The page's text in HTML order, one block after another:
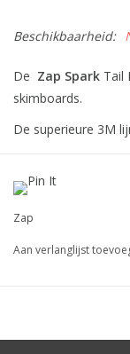
Beschikbaarheid:
De Zap Spark Tail
skimboards.
De superieure 3M
Zap Spark
optimale grip.
Diamond
Zap
Aan verlanglijst